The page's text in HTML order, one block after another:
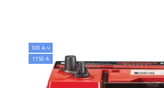
100 А·ч
1150 А